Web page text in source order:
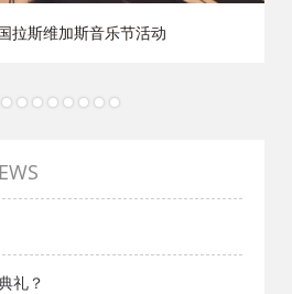
拉斯维加斯音乐节活动
7 8 9 10
礼？